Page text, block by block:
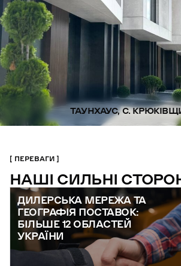
ТАУНХАУС, С.
ПЕРЕВАГИ
НАШІ СИЛЬНІ
ДИЛЕРСЬКА МЕРЕЖА ТА
ГЕОГРАФІЯ ПОСТАВОК:
БІЛЬШЕ 12 ОБЛАСТЕЙ
УКРАЇНИ